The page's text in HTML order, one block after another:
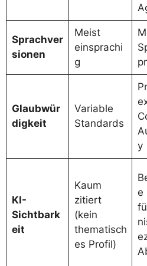
Sprachver
sionen
Meist
einsprachi
g
Glaubwür
digkeit
Variable
Standards
y
KI-
Sichtbark
eit
Kaum
zitiert
(kein
thematisch
es Profil)
e